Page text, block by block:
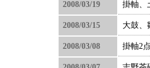
2008/03/19 掛軸、
2008/03/15 大鼓、
2008/03/08 掛軸2